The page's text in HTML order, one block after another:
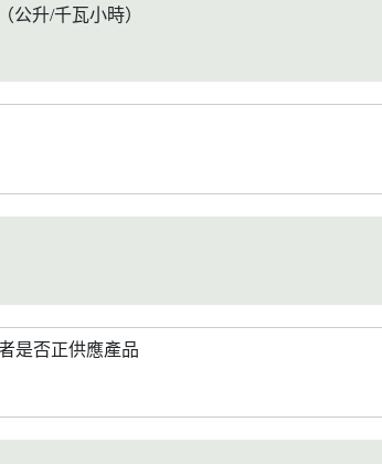
公升/千瓦小時）
是否正供應產品